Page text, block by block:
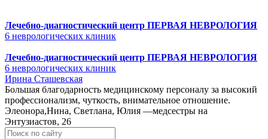
Лечебно-диагностический центр ПЕРВАЯ НЕВРОЛОГИЯ
6 неврологических клиник
Лечебно-диагностический центр ПЕРВАЯ НЕВРОЛОГИЯ
6 неврологических клиник
Ирина Сташевская
Большая благодарность медицинскому персоналу за высокий
профессионализм, чуткость, внимательное отношение.
Элеонора,Нина, Светлана, Юлия —медсестры на
Энтузиастов, 26